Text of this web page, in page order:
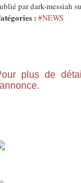
par dark-messiah
: #NEWS
plus de